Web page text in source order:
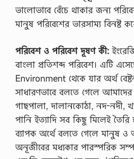
ভালোভাবে বেঁচে থাকার জন্য
মানুষ পরিবেশের ভারসাম্য বিনষ্ট
পরিবেশ ও পরিবেশ দূষণ কী:
বাংলা প্রতিশব্দ পরিবেশ। এটি
Environment থেকে যার অর্থ
সাধারণভাবে বলতে গেলে আমাদের
গাছপালা, দালানকোঠা, নদ-নদী,
পানি ইত্যাদি সব কিছু মিলেই তৈরি
ব্যাপক অর্থে বলতে গেলে মানুষ ও
অনূজীবের মধ্যকার পারস্পরিক